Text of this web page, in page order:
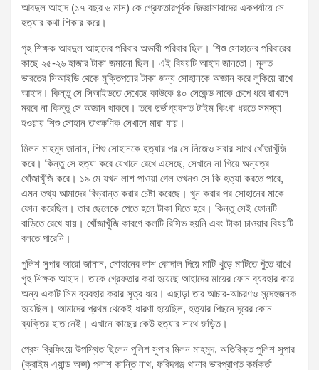
আবদুল আহাদ (১৭ বছর ৬ মাস) কে গ্রেফতারপূর্বক জিজ্ঞাসাবাদের একপর্যায়ে সে
হত্যার কথা শিকার করে।
গৃহ শিক্ষক আবদুল আহাদের পরিবার অভাবী পরিবার ছিল। শিশু সোহানের পরিবারের
কাছে ২৫-২৬ হাজার টাকা জমানো ছিল। এই বিষয়টি আহাদ জানতো। মূলত
ভারতের সিআইডি থেকে মুক্তিপনের টাকা জন্য সোহানকে অজ্ঞান করে লুকিয়ে রাখে
আহাদ। কিন্তু সে সিআইডতে দেখেছে কাউকে ৪০ সেকেন্ড নাকে চেপে ধরে রাখলে
মরবে না কিন্তু সে অজ্ঞান থাকবে। তবে দুর্ভাগ্যবশত টাইম কিংবা ধরতে সমস্যা
হওয়ায় শিশু সোহান তাৎক্ষণিক সেখানে মারা যায়।
মিলন মাহমুদ জানান, শিশু সোহানকে হত্যার পর সে নিজেও সবার সাথে খোঁজাখুঁজি
করে। কিন্তু সে হত্যা করে যেখানে রেখে এসেছে, সেখানে না গিয়ে অন্যত্র
খোঁজাখুঁজি করে। ১৯ মে যখন লাশ পাওয়া গেল তখনও সে কি হত্যা করতে পারে,
এমন তথ্য আমাদের বিভ্রান্ত করার চেষ্টা করেছে। খুন করার পর সোহানের মাকে
ফোন করেছিল। তার ছেলেকে পেতে হলে টাকা দিতে হবে। কিন্তু সেই ফোনটি
বাড়িতে রেখে যায়। খোঁজাখুঁজি কারণে কলটি রিসিভ হয়নি এবং টাকা চাওয়ার বিষয়টি
বলতে পারেনি।
পুলিশ সুপার আরো জানান, সোহানের লাশ কোদাল দিয়ে মাটি খুড়ে মাটিতে পুঁতে রাখে
গৃহ শিক্ষক আহাদ। তাকে গ্রেফতার করা হয়েছে আহাদের মায়ের ফোন ব্যবহার করে
অন্য একটি সিম ব্যবহার করার সূত্র ধরে। এছাড়া তার আচার-আচরণও সন্দেহজনক
হয়েছিল। আমাদের প্রথম থেকেই ধারণা হয়েছিল, হত্যার পিছনে দূরের কোন
ব্যক্তির হাত নেই। এখানে কাছের কেউ হত্যার সাথে জড়িত।
প্রেস ব্রিফিংয়ে উপস্থিত ছিলেন পুলিশ সুপার মিলন মাহমুদ, অতিরিক্ত পুলিশ সুপার
(ক্রাইম এ্যান্ড অপ্স) পলাশ কান্তি নাথ, ফরিদগঞ্জ থানার ভারপ্রাপ্ত কর্মকর্তা